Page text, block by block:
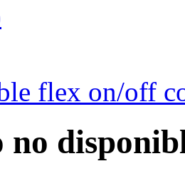
flex on/off
no